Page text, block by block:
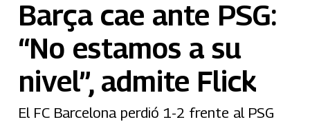
Barça cae ante PSG:
“No estamos a su
nivel”, admite Flick
El FC Barcelona perdió 1-2 frente al PSG